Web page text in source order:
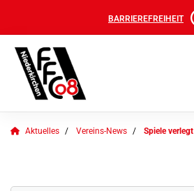
BARRIEREFREIHEIT
Aktuelles Vereins-News Spiele verlegt